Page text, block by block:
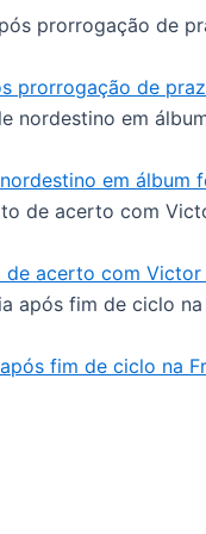
prorrogação de
em
de acerto com Victor
fim de ciclo na